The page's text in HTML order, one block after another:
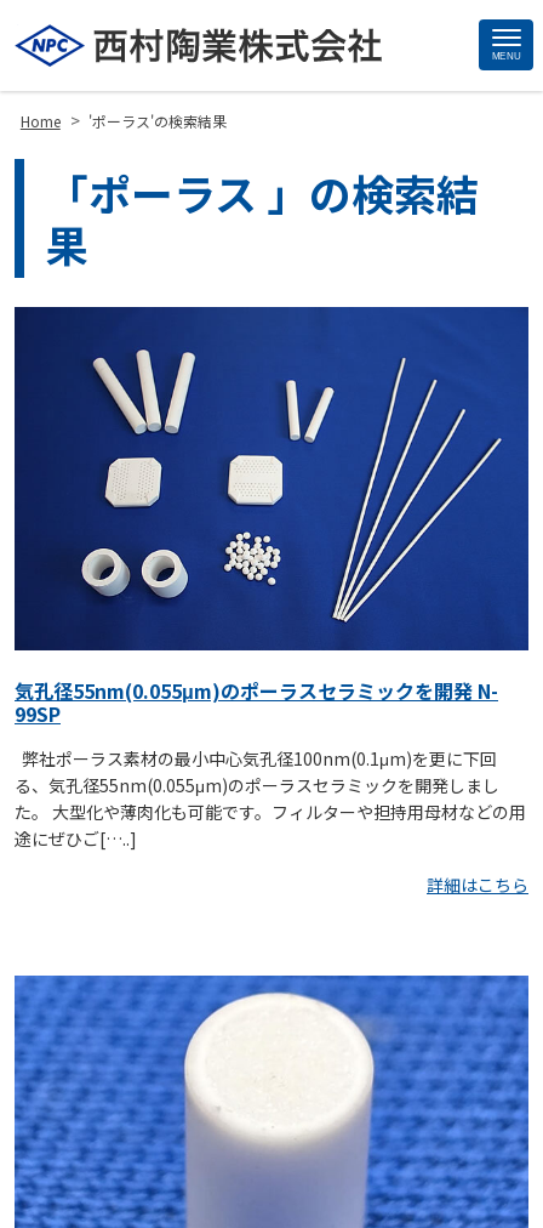
MENU
Home > 'ポーラス'の検索結果
「ポーラス 」の検索結
果
気孔径55nm(0.055μm)のポーラスセラミックを開発 N-
99SP
弊社ポーラス素材の最小中心気孔径100nm(0.1μm)を更に下回
る、気孔径55nm(0.055μm)のポーラスセラミックを開発しまし
た。 大型化や薄肉化も可能です。フィルターや担持用母材などの用
途にぜひご[…..]
詳細はこちら
Site
Footer